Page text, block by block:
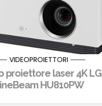
VIDEOPROIETTORI
proiettore laser 4K LG
HU810PW